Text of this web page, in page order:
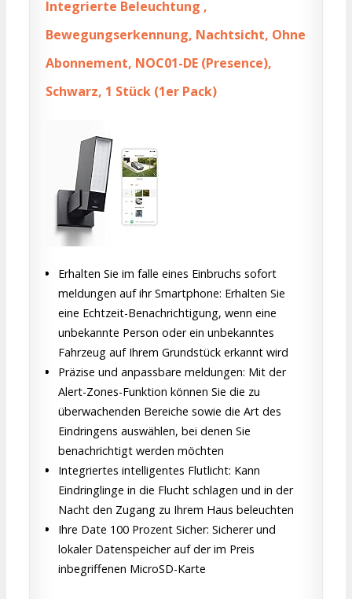
Integrierte Beleuchtung ,
Bewegungserkennung, Nachtsicht, Ohne
Abonnement, NOC01-DE (Presence),
Schwarz, 1 Stück (1er Pack)
Erhalten Sie im falle eines Einbruchs sofort
meldungen auf ihr Smartphone: Erhalten Sie
eine Echtzeit-Benachrichtigung, wenn eine
unbekannte Person oder ein unbekanntes
Fahrzeug auf Ihrem Grundstück erkannt wird
Präzise und anpassbare meldungen: Mit der
Alert-Zones-Funktion können Sie die zu
überwachenden Bereiche sowie die Art des
Eindringens auswählen, bei denen Sie
benachrichtigt werden möchten
Integriertes intelligentes Flutlicht: Kann
Eindringlinge in die Flucht schlagen und in der
Nacht den Zugang zu Ihrem Haus beleuchten
Ihre Date 100 Prozent Sicher: Sicherer und
lokaler Datenspeicher auf der im Preis
inbegriffenen MicroSD-Karte